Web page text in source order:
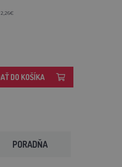
DO KOŠÍKA
PORADŇA